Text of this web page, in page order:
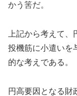
かう筈だ。
上記から考えて
投機筋に小遣いを
的な考えである。
円高要因となる財